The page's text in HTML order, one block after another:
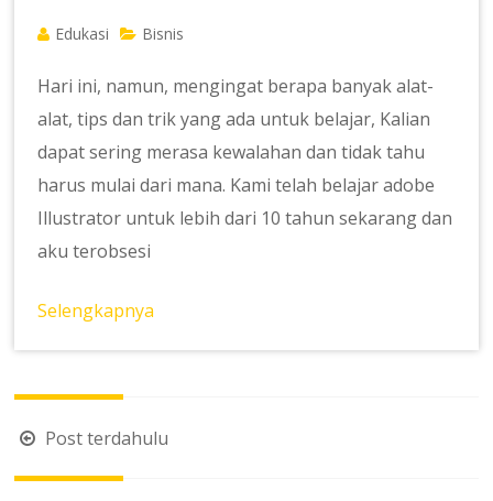
Edukasi Bisnis
Hari ini, namun, mengingat berapa banyak alat-
alat, tips dan trik yang ada untuk belajar, Kalian
dapat sering merasa kewalahan dan tidak tahu
harus mulai dari mana. Kami telah belajar adobe
Illustrator untuk lebih dari 10 tahun sekarang dan
aku terobsesi
Selengkapnya
Navigasi
pos
Post terdahulu